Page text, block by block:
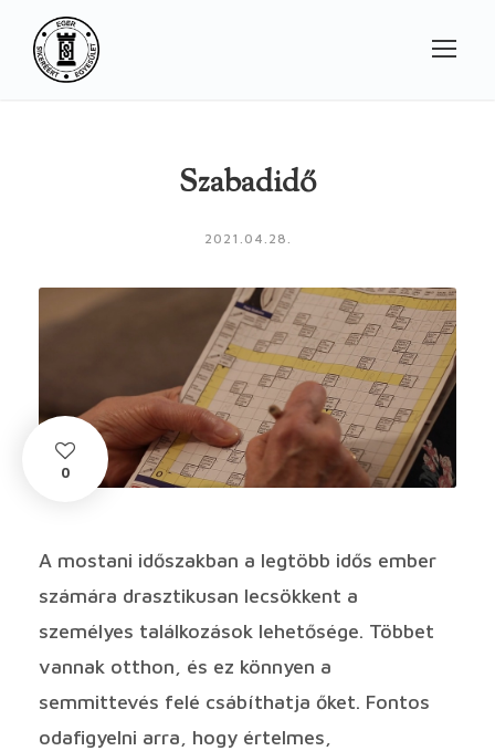
Szabadidő
2021.04.28.
0
A mostani időszakban a legtöbb idős ember
számára drasztikusan lecsökkent a
személyes találkozások lehetősége. Többet
vannak otthon, és ez könnyen a
semmittevés felé csábíthatja őket. Fontos
odafigyelni arra, hogy értelmes,